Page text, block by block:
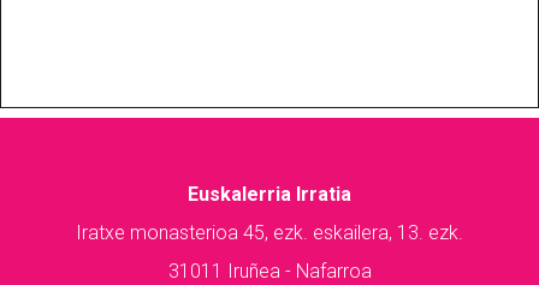
Euskalerria Irratia
Iratxe monasterioa 45, ezk. eskailera, 13. ezk.
31011 Iruñea - Nafarroa